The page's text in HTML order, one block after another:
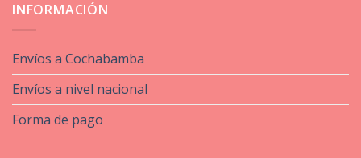
INFORMACIÓN
Envíos a Cochabamba
Envíos a nivel nacional
Forma de pago